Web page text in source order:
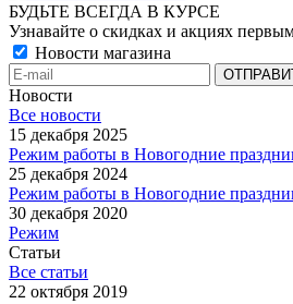
БУДЬТЕ ВСЕГДА В КУРСЕ
Узнавайте о скидках и акциях
Новости магазина
Новости
Все новости
15 декабря 2025
Режим работы в Новогодние
25 декабря 2024
Режим работы в Новогодние
30 декабря 2020
Режим
Статьи
Все статьи
22 октября 2019